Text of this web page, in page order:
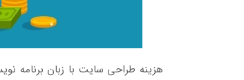
هزینه طراحی سایت با زبان برنامه